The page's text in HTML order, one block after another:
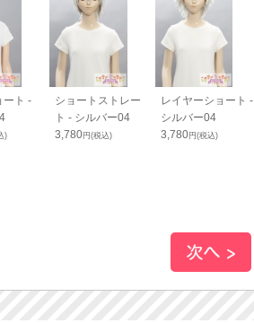
ート -
)
ショートストレー
ト - シルバー04
3,780円(税込)
レイヤーショート -
シルバー04
3,780円(税込)